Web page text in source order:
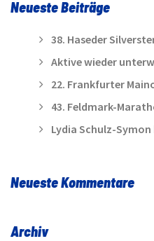
Neueste Beiträge
38. Haseder
Aktive wieder
22. Frankfurter
43. Feldmark-
Lydia Schulz-Symon
Neueste Kommentare
Archiv